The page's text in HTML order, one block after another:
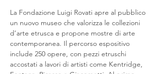
La Fondazione Luigi Rovati apre al pubblico
un nuovo museo che valorizza le collezioni
d’arte etrusca e propone mostre di arte
contemporanea. Il percorso espositivo
include 250 opere, con pezzi etruschi
accostati a lavori di artisti come Kentridge,